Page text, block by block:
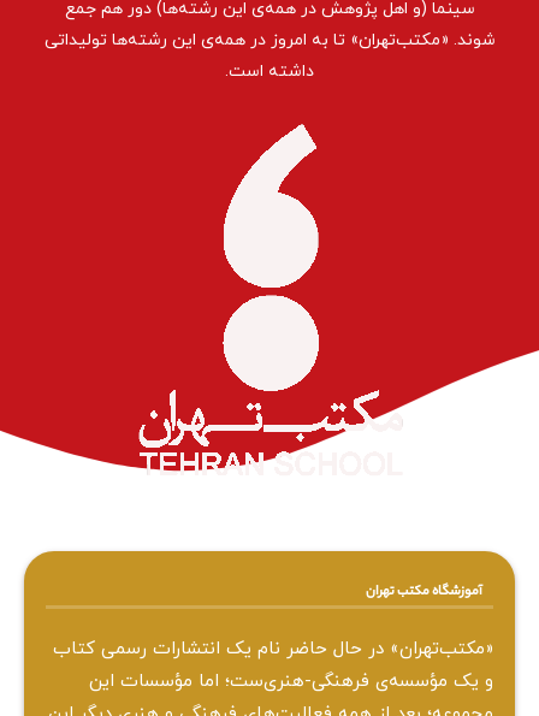
سینما (و اهل پژوهش در همه‌ی این رشته‌ها) دور هم جمع
شوند. «مکتب‌تهران» تا به امروز در همه‌ی این رشته‌ها تولیداتی
داشته است.
آموزشگاه مکتب تهران
«مکتب‌تهران» در حال حاضر نام یک انتشارات رسمی کتاب
و یک مؤسسه‌ی فرهنگی-هنری‌ست؛ اما مؤسسات این